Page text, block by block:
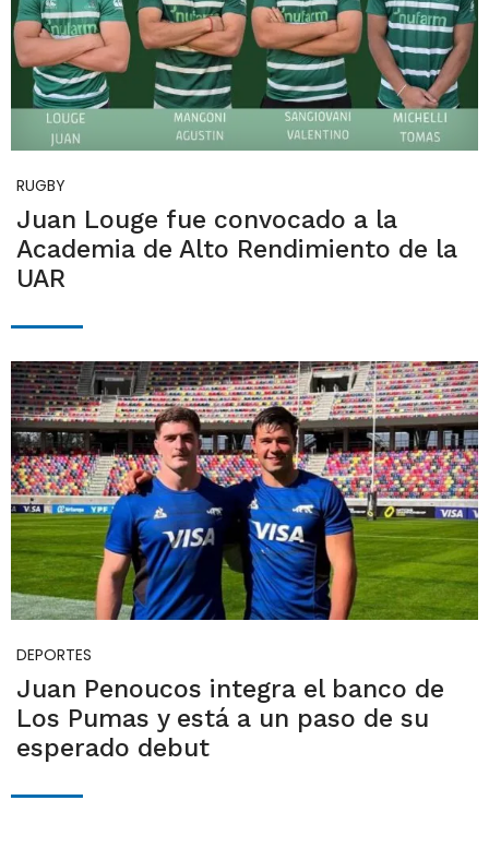
RUGBY
Juan Louge fue convocado a la
Academia de Alto Rendimiento de la
UAR
DEPORTES
Juan Penoucos integra el banco de
Los Pumas y está a un paso de su
esperado debut